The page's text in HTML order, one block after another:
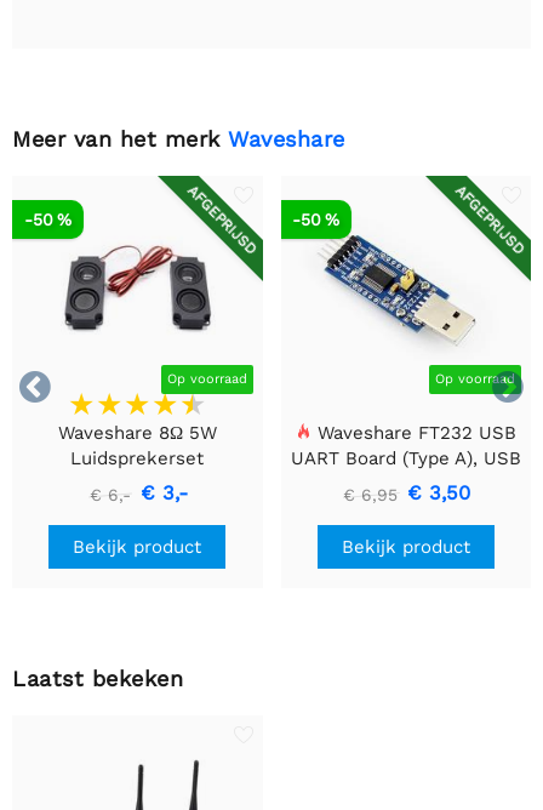
Meer van het merk Waveshare


AFGEPRIJSD
Op voorraad
-50 %
Waveshare 8Ω 5W
Luidsprekerset
€ 6,- € 3,-
Bekijk product
AFGEPRIJSD
Op voorraad
-50 %
Waveshare FT232 USB
UART Board (Type A), USB
naar TTL (UART)
Communicatiemodule
€ 6,95 € 3,50
Bekijk product
Laatst bekeken